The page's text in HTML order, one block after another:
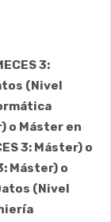
3:
(Nivel
o Máster en
3: Máster) o
Máster) o
(Nivel